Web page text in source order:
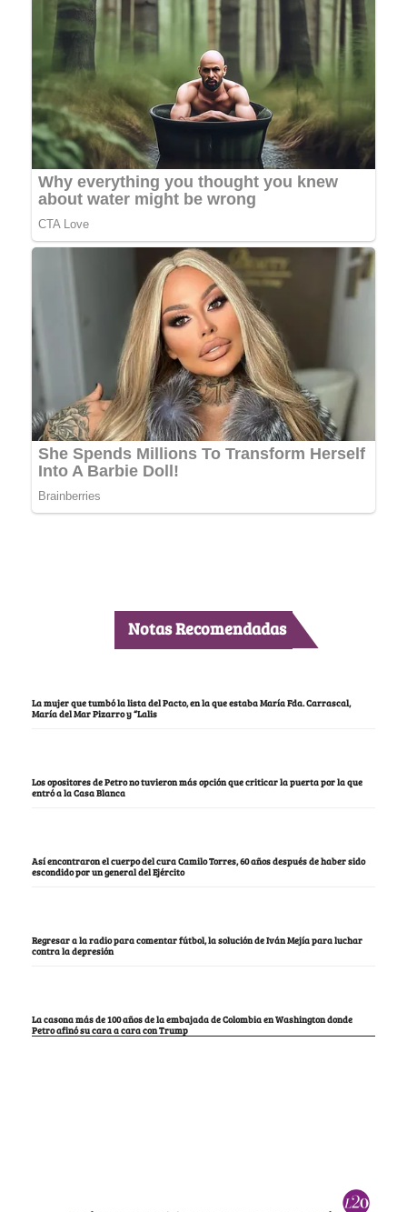
Notas Recomendadas
La mujer que tumbó la lista del Pacto, en la que estaba María Fda. Carrascal,
María del Mar Pizarro y “Lalis
Los opositores de Petro no tuvieron más opción que criticar la puerta por la que
entró a la Casa Blanca
Así encontraron el cuerpo del cura Camilo Torres, 60 años después de haber sido
escondido por un general del Ejército
Regresar a la radio para comentar fútbol, la solución de Iván Mejía para luchar
contra la depresión
La casona más de 100 años de la embajada de Colombia en Washington donde
Petro afinó su cara a cara con Trump